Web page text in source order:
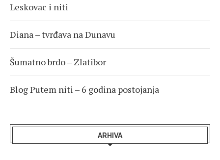
Leskovac i niti
Diana – tvrđava na Dunavu
Šumatno brdo – Zlatibor
Blog Putem niti – 6 godina postojanja
ARHIVA